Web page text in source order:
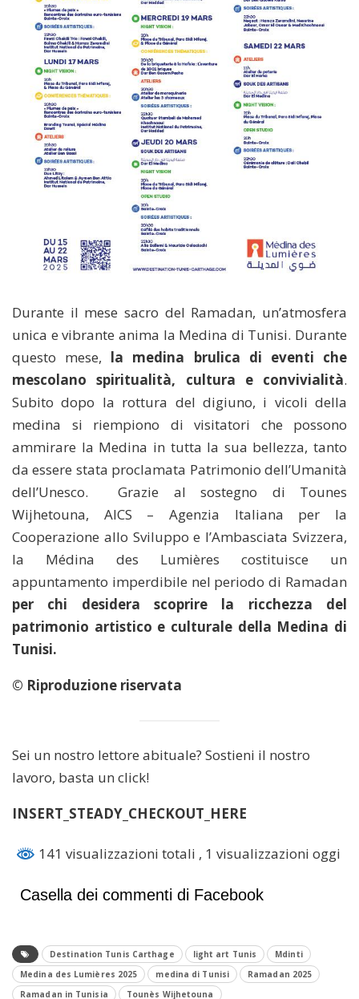
Durante il mese sacro del Ramadan, un’atmosfera
unica e vibrante anima la Medina di Tunisi. Durante
questo mese, la medina brulica di eventi che
mescolano spiritualità, cultura e convivialità.
Subito dopo la rottura del digiuno, i vicoli della
medina si riempiono di visitatori che possono
ammirare la Medina in tutta la sua bellezza, tanto
da essere stata proclamata Patrimonio dell’Umanità
dell’Unesco. Grazie al sostegno di Tounes
Wijhetouna, AICS – Agenzia Italiana per la
Cooperazione allo Sviluppo e l’Ambasciata Svizzera,
la Médina des Lumières costituisce un
appuntamento imperdibile nel periodo di Ramadan
per chi desidera scoprire la ricchezza del
patrimonio artistico e culturale della Medina di
Tunisi.
© Riproduzione riservata
Sei un nostro lettore abituale? Sostieni il nostro
lavoro, basta un click!
INSERT_STEADY_CHECKOUT_HERE
141 visualizzazioni totali , 1 visualizzazioni oggi
Casella dei commenti di Facebook
Destination Tunis Carthage light art Tunis
Mdinti
Medina des Lumières 2025
medina di Tunisi
Ramadan 2025
Ramadan in Tunisia
Tounès Wijhetouna